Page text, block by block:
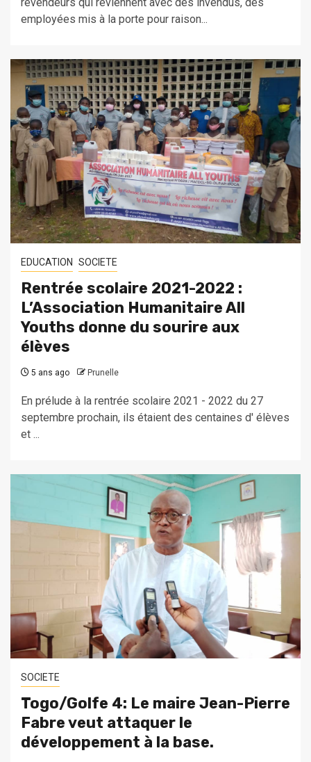
employées mis à la porte pour raison...
EDUCATION SOCIETE
Rentrée scolaire 2021-2022 :
L’Association Humanitaire All
Youths donne du sourire aux
élèves
5 ans ago Prunelle
En prélude à la rentrée scolaire 2021 - 2022 du 27
septembre prochain, ils étaient des centaines d' élèves
et ...
SOCIETE
Togo/Golfe 4: Le maire Jean-Pierre
Fabre veut attaquer le
développement à la base.